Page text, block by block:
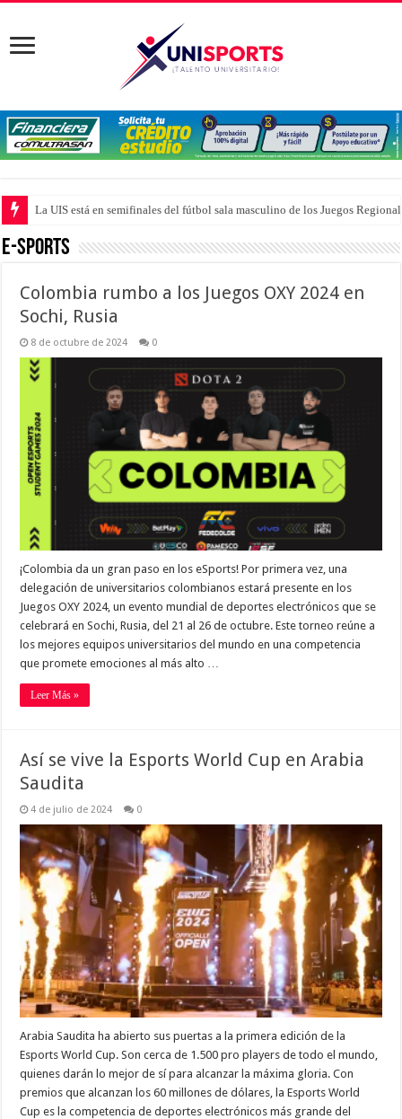
La UIS está en semifinales del fútbol sala masculino de los Juegos
E-sports
Colombia rumbo a los Juegos OXY 2024 en
Sochi, Rusia
8 de octubre de 2024 0
¡Colombia da un gran paso en los eSports! Por primera vez, una
delegación de universitarios colombianos estará presente en los
Juegos OXY 2024, un evento mundial de deportes electrónicos que se
celebrará en Sochi, Rusia, del 21 al 26 de octubre. Este torneo reúne a
los mejores equipos universitarios del mundo en una competencia
que promete emociones al más alto …
Leer Más »
Así se vive la Esports World Cup en Arabia
Saudita
4 de julio de 2024 0
Arabia Saudita ha abierto sus puertas a la primera edición de la
Esports World Cup. Son cerca de 1.500 pro players de todo el mundo,
quienes darán lo mejor de sí para alcanzar la máxima gloria. Con
premios que alcanzan los 60 millones de dólares, la Esports World
Cup es la competencia de deportes electrónicos más grande del